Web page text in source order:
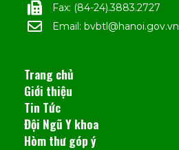
Fax: (84-24).3883.2727
Email: bvbtl@hanoi.gov.vn
Trang chủ
Giới thiệu
Tin Tức
Đội Ngũ Y khoa
Hòm thư góp ý